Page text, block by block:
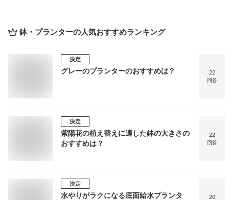
鉢・プランターの人気おすすめランキング
決定
グレーのプランターのおすすめは？ 22
回答
決定
紫陽花の植え替えに適した鉢の大きさの
おすすめは？
22
回答
決定
水やりがラクになる底面給水プランタ
20